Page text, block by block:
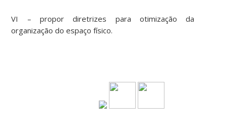
VI – propor diretrizes para otimização da
organização do espaço físico.